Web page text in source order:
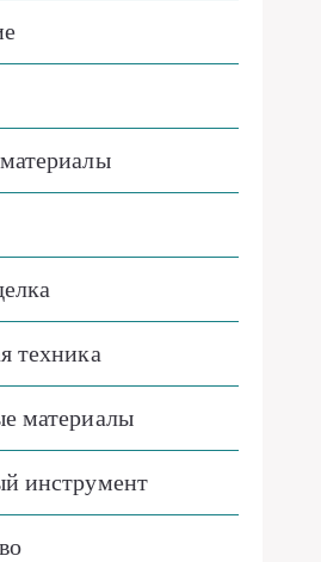
техника
материалы
инструмент